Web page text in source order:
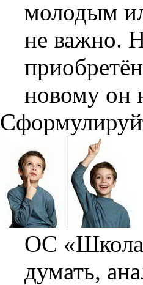
молодым
не важно.
новому он
ОС «Школа
думать,